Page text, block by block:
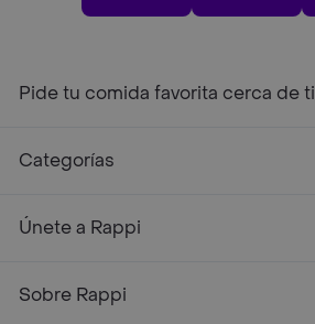
Pide tu comida favorita cerca de ti
Categorías
Únete a Rappi
Sobre Rappi